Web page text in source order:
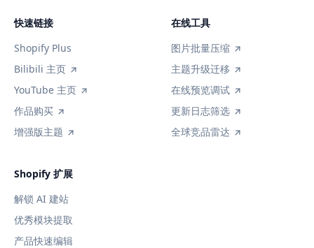
快速链接
Shopify Plus
Bilibili 主页
YouTube 主页
作品购买
增强版主题
在线工具
图片批量压缩
主题升级迁移
在线预览调试
更新日志筛选
全球竞品雷达
Shopify 扩展
解锁 AI 建站
优秀模块提取
产品快速编辑